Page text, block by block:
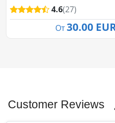
4.6(27)
От 30.00
Customer Reviews